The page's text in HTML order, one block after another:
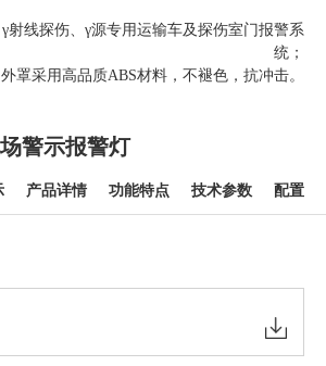
射线探伤、γ源专用运输车及探伤室门报警系
统；
外罩采用高品质ABS材料，不褪色，抗冲击。
警示报警灯
产品详情 功能特点 技术参数 配置清